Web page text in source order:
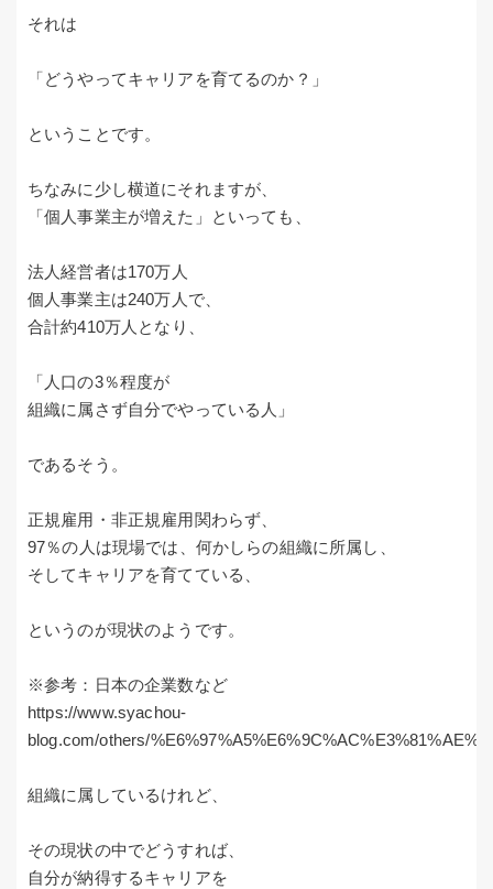
それは
「どうやってキャリアを育てるのか？」
ということです。
ちなみに少し横道にそれますが、
「個人事業主が増えた」といっても、
法人経営者は170万人
個人事業主は240万人で、
合計約410万人となり、
「人口の3％程度が
組織に属さず自分でやっている人」
であるそう。
正規雇用・非正規雇用関わらず、
97％の人は現場では、何かしらの組織に所属し、
そしてキャリアを育てている、
というのが現状のようです。
※参考：日本の企業数など
https://www.syachou-
blog.com/others/
組織に属しているけれど、
その現状の中でどうすれば、
自分が納得するキャリアを